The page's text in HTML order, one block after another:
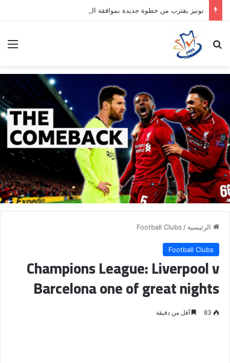
نونيز يقترب من خطوة جديدة بموافقة الهلال
بحث عن
الرئيسية /
Football Clubs
Football Clubs
Champions League: Liverpool v
Barcelona one of great nights
83 أقل من دقيقة